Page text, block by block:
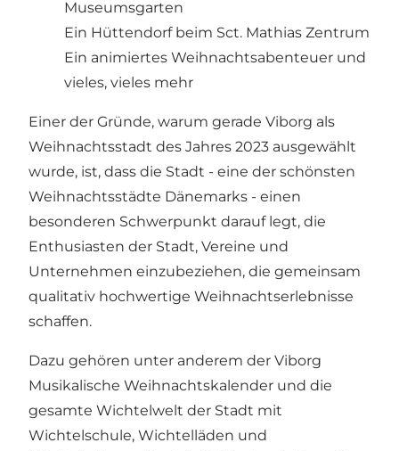
Museumsgarten
Ein Hüttendorf beim Sct. Mathias Zentrum
Ein animiertes Weihnachtsabenteuer und
vieles, vieles mehr
Einer der Gründe, warum gerade Viborg als
Weihnachtsstadt des Jahres 2023 ausgewählt
wurde, ist, dass die Stadt - eine der schönsten
Weihnachtsstädte Dänemarks - einen
besonderen Schwerpunkt darauf legt, die
Enthusiasten der Stadt, Vereine und
Unternehmen einzubeziehen, die gemeinsam
qualitativ hochwertige Weihnachtserlebnisse
schaffen.
Dazu gehören unter anderem der Viborg
Musikalische Weihnachtskalender und die
gesamte Wichtelwelt der Stadt mit
Wichtelschule, Wichtelläden und